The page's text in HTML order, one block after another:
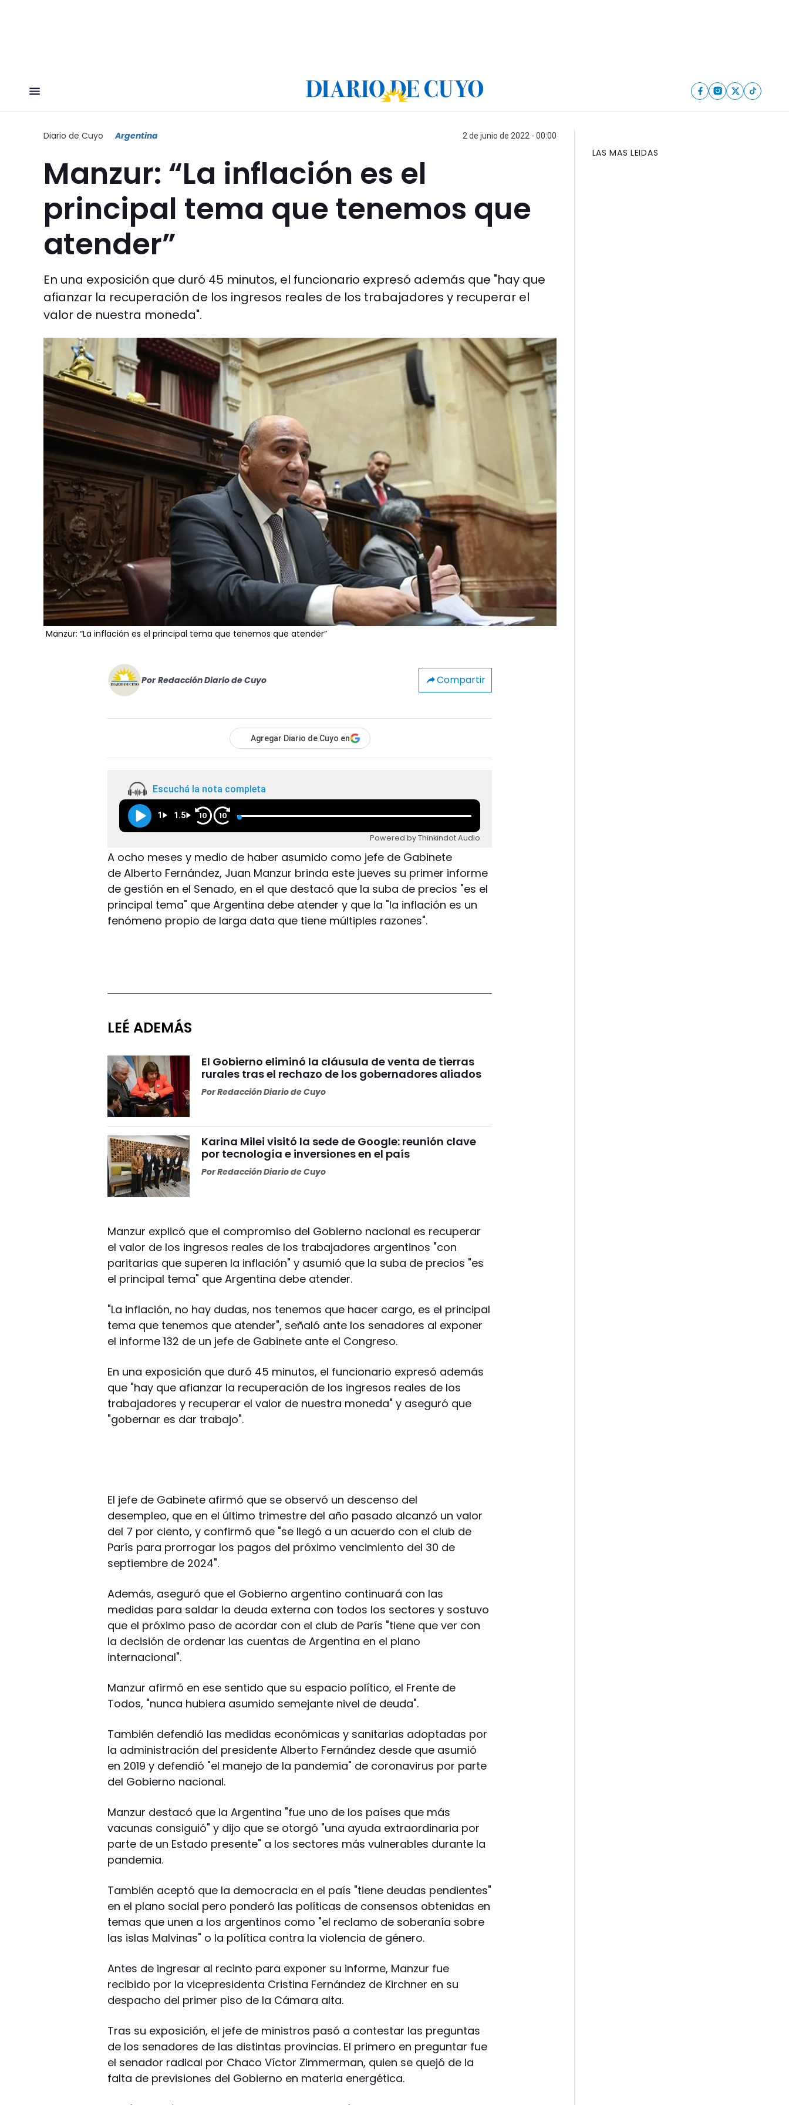
Diario de Cuyo Argentina 2 de junio de 2022 - 00:00
Manzur: “La inflación es el
principal tema que tenemos que
atender”
En una exposición que duró 45 minutos, el funcionario expresó además que "hay que
afianzar la recuperación de los ingresos reales de los trabajadores y recuperar el
valor de nuestra moneda".
Manzur: “La inflación es el principal tema que tenemos que atender”
Por Redacción Diario de Cuyo Compartir
Agregar Diario de Cuyo en
Escuchá la nota completa
1 1.5 10 10
Powered by Thinkindot Audio
A ocho meses y medio de haber asumido como jefe de Gabinete
de Alberto Fernández, Juan Manzur brinda este jueves su primer informe
de gestión en el Senado, en el que destacó que la suba de precios "es el
principal tema" que Argentina debe atender y que la "la inflación es un
fenómeno propio de larga data que tiene múltiples razones".
LEÉ ADEMÁS
El Gobierno eliminó la cláusula de venta de tierras
rurales tras el rechazo de los gobernadores aliados
PorRedacción Diario de Cuyo
Karina Milei visitó la sede de Google: reunión clave
por tecnología e inversiones en el país
PorRedacción Diario de Cuyo
Manzur explicó que el compromiso del Gobierno nacional es recuperar
el valor de los ingresos reales de los trabajadores argentinos "con
paritarias que superen la inflación" y asumió que la suba de precios "es
el principal tema" que Argentina debe atender.
"La inflación, no hay dudas, nos tenemos que hacer cargo, es el principal
tema que tenemos que atender", señaló ante los senadores al exponer
el informe 132 de un jefe de Gabinete ante el Congreso.
En una exposición que duró 45 minutos, el funcionario expresó además
que "hay que afianzar la recuperación de los ingresos reales de los
trabajadores y recuperar el valor de nuestra moneda" y aseguró que
"gobernar es dar trabajo".
El jefe de Gabinete afirmó que se observó un descenso del
desempleo, que en el último trimestre del año pasado alcanzó un valor
del 7 por ciento, y confirmó que "se llegó a un acuerdo con el club de
París para prorrogar los pagos del próximo vencimiento del 30 de
septiembre de 2024".
Además, aseguró que el Gobierno argentino continuará con las
medidas para saldar la deuda externa con todos los sectores y sostuvo
que el próximo paso de acordar con el club de París "tiene que ver con
la decisión de ordenar las cuentas de Argentina en el plano
internacional".
Manzur afirmó en ese sentido que su espacio político, el Frente de
Todos, "nunca hubiera asumido semejante nivel de deuda".
También defendió las medidas económicas y sanitarias adoptadas por
la administración del presidente Alberto Fernández desde que asumió
en 2019 y defendió "el manejo de la pandemia" de coronavirus por parte
del Gobierno nacional.
Manzur destacó que la Argentina "fue uno de los países que más
vacunas consiguió" y dijo que se otorgó "una ayuda extraordinaria por
parte de un Estado presente" a los sectores más vulnerables durante la
pandemia.
También aceptó que la democracia en el país "tiene deudas pendientes"
en el plano social pero ponderó las políticas de consensos obtenidas en
temas que unen a los argentinos como "el reclamo de soberanía sobre
las islas Malvinas" o la política contra la violencia de género.
Antes de ingresar al recinto para exponer su informe, Manzur fue
recibido por la vicepresidenta Cristina Fernández de Kirchner en su
despacho del primer piso de la Cámara alta.
Tras su exposición, el jefe de ministros pasó a contestar las preguntas
de los senadores de las distintas provincias. El primero en preguntar fue
el senador radical por Chaco Víctor Zimmerman, quien se quejó de la
falta de previsiones del Gobierno en materia energética.
LAS MAS LEIDAS